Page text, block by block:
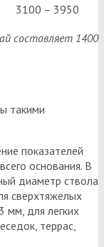
3100 – 3950
составляет 1400
такими
показателей
основания. В
диаметр ствола
сверхтяжелых
мм, для легких
террас,